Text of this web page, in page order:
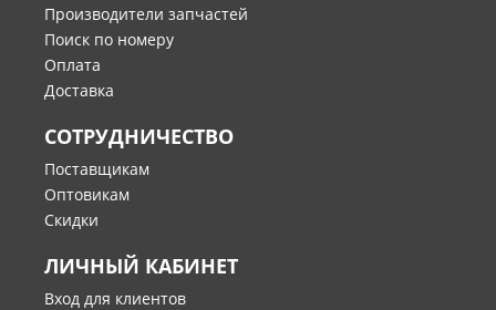
Производители запчастей
Поиск по номеру
Оплата
Доставка
СОТРУДНИЧЕСТВО
Поставщикам
Оптовикам
Скидки
ЛИЧНЫЙ КАБИНЕТ
Вход для клиентов